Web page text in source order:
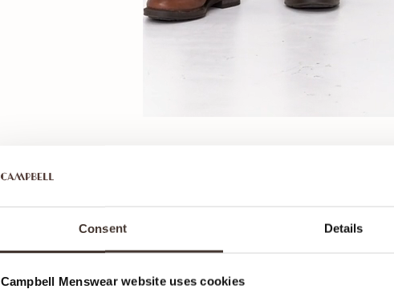
Consent Details
Campbell Menswear website uses cookies